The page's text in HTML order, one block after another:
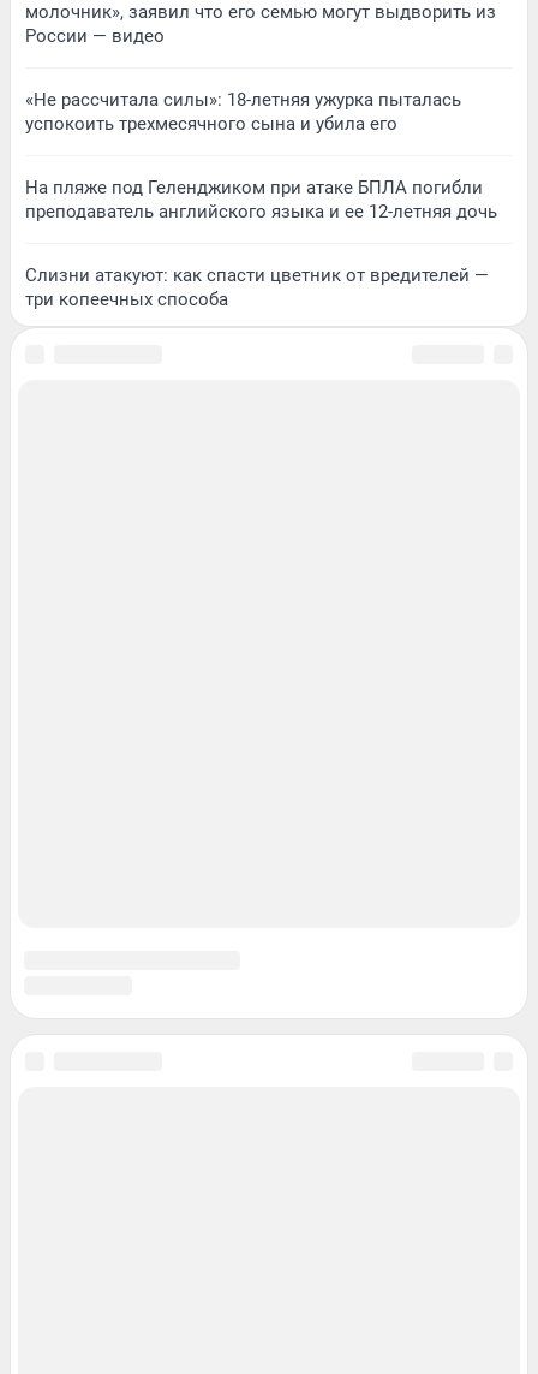
молочник», заявил что его семью могут выдворить из
России — видео
«Не рассчитала силы»: 18-летняя ужурка пыталась
успокоить трехмесячного сына и убила его
На пляже под Геленджиком при атаке БПЛА погибли
преподаватель английского языка и ее 12-летняя дочь
Слизни атакуют: как спасти цветник от вредителей —
три копеечных способа